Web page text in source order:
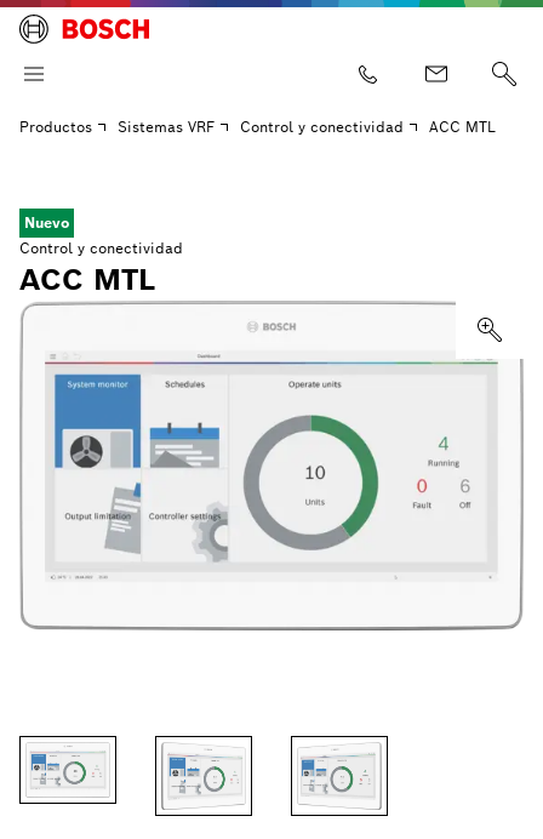
Productos Sistemas VRF Control y conectividad ACC MTL
Nuevo
Control y conectividad
ACC MTL